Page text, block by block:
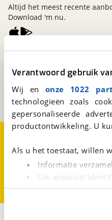
Verantwoord gebruik
Wij en onze 1022
technologieën zoals
gepersonaliseerde
productontwikkeling. U
Als u het toestaat, willen
Informatie
Uw apparaat
Lees meer over hoe uw
Kosterijland15
Bunnik
Een initiatief van
BOVAG
Altijd het meest recente
Download 'm nu.
Over viaBOVAG.nl